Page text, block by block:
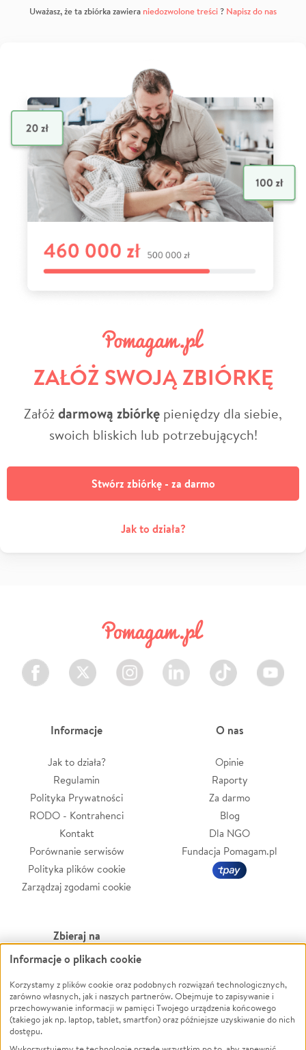
Uważasz, że ta zbiórka zawiera niedozwolone treści? Napisz do nas
ZAŁÓŻ SWOJĄ ZBIÓRKĘ
Załóżdarmową zbiórkę pieniędzy dla siebie,
swoich bliskich lub potrzebujących!
Stwórz zbiórkę - za darmo
Jak to działa?
Facebook Twitter Instagram LinkedIn TikTok Youtube
Informacje
Jak to działa?
Regulamin
Polityka Prywatności
RODO - Kontrahenci
Kontakt
Porównanie serwisów
Polityka plików cookie
Zarządzaj zgodami cookie
O nas
Opinie
Raporty
Za darmo
Blog
Dla NGO
Fundacja Pomagam.pl
Zbieraj na
Leczenie
Zwierzęta
Pożar
Ukraina
Powódź
Wichura
NGO
Informacje o plikach cookie
Korzystamy z plików cookie oraz podobnych rozwiązań technologicznych,
zarówno własnych, jak i naszych partnerów. Obejmuje to zapisywanie i
przechowywanie informacji w pamięci Twojego urządzenia końcowego
(takiego jak np. laptop, tablet, smartfon) oraz późniejsze uzyskiwanie do nich
dostępu.